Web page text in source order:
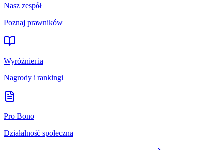
Nasz zespół
Poznaj prawników
Wyróżnienia
Nagrody i rankingi
Pro Bono
Działalność społeczna